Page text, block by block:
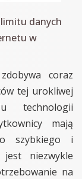
danych
w
coraz
tej urokliwej
technologii
mają
szybkiego i
niezwykle
na